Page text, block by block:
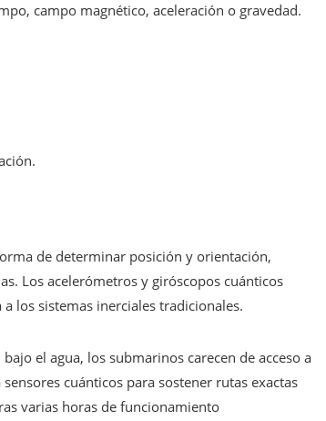
campo magnético, aceleración o gravedad.
de determinar posición y orientación,
Los acelerómetros y giróscopos cuánticos
los sistemas inerciales tradicionales.
el agua, los submarinos carecen de acceso a
cuánticos para sostener rutas exactas
varias horas de funcionamiento